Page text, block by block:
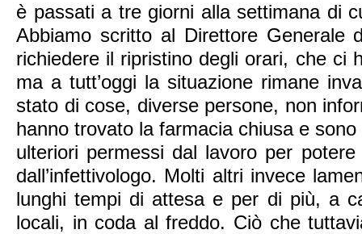
è passati a tre giorni alla settimana di
Abbiamo scritto al Direttore Generale
richiedere il ripristino degli orari, che ci
ma a tutt’oggi la situazione rimane
stato di cose, diverse persone, non
hanno trovato la farmacia chiusa e
ulteriori permessi dal lavoro per
dall’infettivologo. Molti altri invece
lunghi tempi di attesa e per di più, a
locali, in coda al freddo. Ciò che